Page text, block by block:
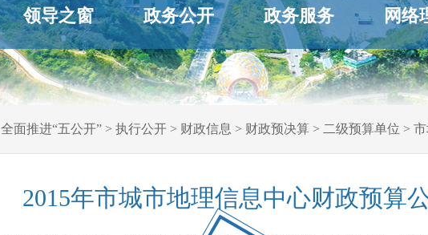
领导之窗 政务公开 政务服务 网络
全面推进“五公开”> 执行公开> 财政信息 > 财政预决算> 二级预算单位 >
2015年市城市地理信息中心财政预算